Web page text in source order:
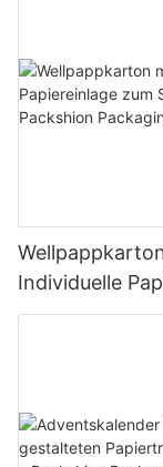
Individuelle
Präsentation